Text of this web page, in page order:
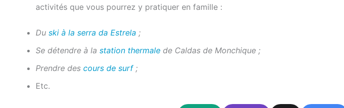
activités que vous pourrez y pratiquer en famille :
Du ski à la serra da Estrela ;
Se détendre à la station thermale de Caldas de Monchique ;
Prendre des cours de surf;
Etc.